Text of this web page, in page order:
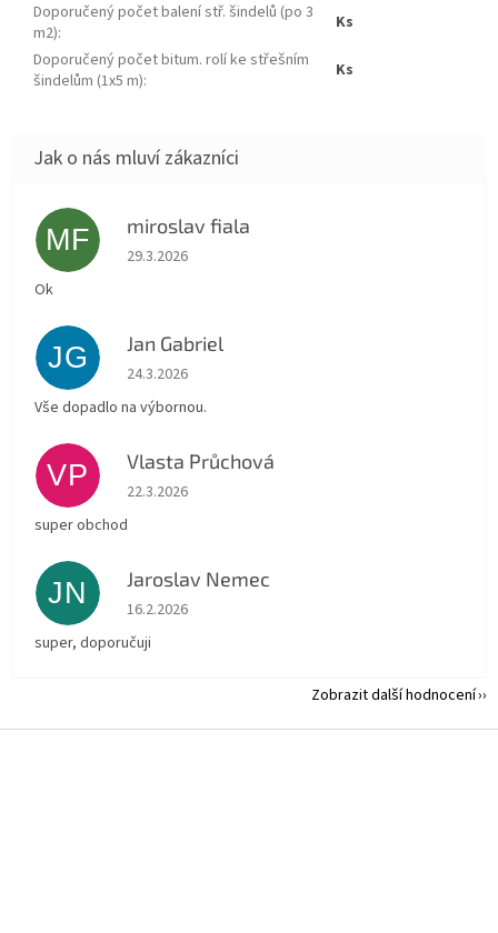
Doporučený počet balení stř. šindelů (po 3
m2):
ks
Doporučený počet bitum. rolí ke střešním
šindelům (1x5 m): ks
MF miroslav fiala
Hodnocení obchodu je 5 z 5 hvězdiček.
29.3.2026
Ok
JG Jan Gabriel
Hodnocení obchodu je 5 z 5 hvězdiček.
24.3.2026
Vše dopadlo na výbornou.
VP Vlasta Průchová
Hodnocení obchodu je 5 z 5 hvězdiček.
22.3.2026
super obchod
JN Jaroslav Nemec
Hodnocení obchodu je 5 z 5 hvězdiček.
16.2.2026
super, doporučuji
Zobrazit další hodnocení